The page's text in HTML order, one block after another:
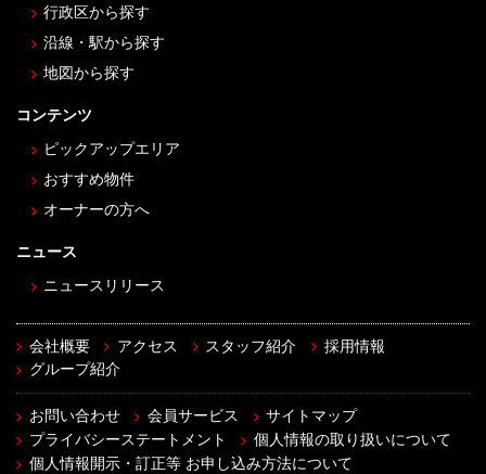
行政区から探す
沿線・駅から探す
地図から探す
コンテンツ
ピックアップエリア
おすすめ物件
オーナーの方へ
ニュース
ニュースリリース
会社概要 アクセス スタッフ紹介
採用情報
グループ紹介
お問い合わせ 会員サービス
サイトマップ
プライバシーステートメント
個人情報の取り扱いについて
個人情報開示・訂正等 お申し込み方法について